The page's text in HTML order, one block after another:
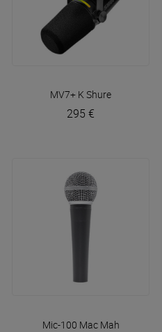
MV7+ KShure
295 €
Mic-100 Mac Mah